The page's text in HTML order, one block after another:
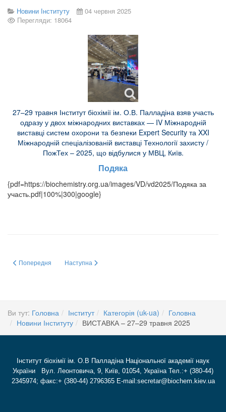
Новини Інституту
04 червня 2025
Перегляди: 18064
27–29 травня Інститут біохімії ім. О.В. Палладіна взяв участь
одразу у двох міжнародних виставках — IV Міжнародній
виставці систем охорони та безпеки Expert Security та XXI
Міжнародній спеціалізованій виставці Технології захисту /
ПожТех – 2025, що відбулися у МВЦ, Київ.
Подяка
{pdf=https://biochemistry.org.ua/images/VD/vd2025/Подяка за
участь.pdf|100%|300|google}
Попередня стаття: 3 червня 2025 р. відбулася зустріч академіка НАН
Попередня Наступна стаття: МОЛЕКУЛЯРНІ МЕХАНІЗМИ
Наступна
Ви тут: Головна Інститут Категорія (uk-ua)
Головна
Новини Інституту
ВИСТАВКА – 27–29 травня 2025
Інститут біохімії ім. О.В Палладіна Національної академії наук
України Вул. Леонтовича, 9, Київ, 01054, Україна Тел.:+ (380-44)
2345974; факс:+ (380-44) 2796365 E-mail:secretar@biochem.kiev.ua